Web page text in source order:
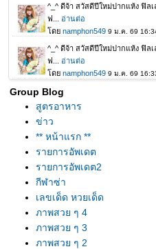
Group Blog
สูตรอาหาร
ข่าว
** หน้าแรก **
รายการอัพเดต
รายการอัพเดต2
กีฬาซ่า
เลขเด็ด หวยเด็ด
ภาพสวย ๆ 4
ภาพสวย ๆ 3
ภาพสวย ๆ 2